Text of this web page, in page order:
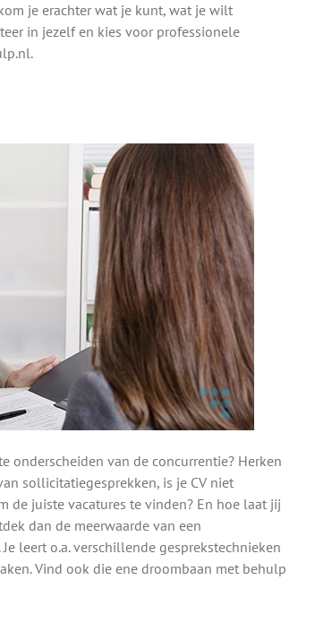
je erachter wat je kunt, wat je wilt
in jezelf en kies voor professionele
onderscheiden van de concurrentie? Herken
sollicitatiegesprekken, is je CV niet
juiste vacatures te vinden? En hoe laat jij
dan de meerwaarde van een
Je leert o.a. verschillende gesprekstechnieken
Vind ook die ene droombaan met behulp